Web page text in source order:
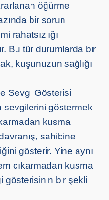
öğürme
bir sorun
rahatsızlığı
Bu tür durumlarda bir
kuşunuzun sağlığı
Sevgi Gösterisi
sevgilerini göstermek
kusma
sahibine
gösterir. Yine aynı
çıkarmadan kusma
gösterisinin bir şekli